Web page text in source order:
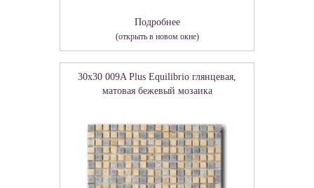
Подробнее
(открыть в новом окне)
30x30 009A Plus Equilibrio глянцевая,
матовая бежевый мозаика